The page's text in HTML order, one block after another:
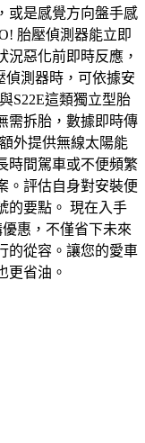
或是感覺方向盤手感
胎壓偵測器能立即
況惡化前即時反應，
偵測器時，可依據安
S22E這類獨立型胎
需拆胎，數據即時傳
外提供無線太陽能
時間駕車或不便頻繁
。評估自身對安裝便
的要點。 現在入手
惠，不僅省下未來
的從容。讓您的愛車
更省油。